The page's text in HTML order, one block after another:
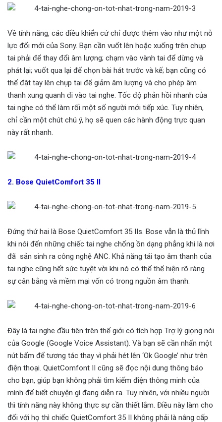
Về tính năng, các điều khiển cử chỉ được thêm vào như một nỗ
lực đổi mới của Sony. Bạn cần vuốt lên hoặc xuống trên chụp
tai phải để thay đổi âm lượng; chạm vào vành tai để dừng và
phát lại; vuốt qua lại để chọn bài hát trước và kế; bạn cũng có
thể đặt tay lên chụp tai để giảm âm lượng và cho phép âm
thanh xung quanh đi vào tai nghe. Tốc độ phản hồi nhanh của
tai nghe có thể làm rối một số người mới tiếp xúc. Tuy nhiên,
chỉ cần một chút chú ý, họ sẽ quen các hành động trực quan
này rất nhanh.
2. Bose QuietComfort 35 II
Đứng thứ hai là Bose QuietComfort 35 IIs. Bose vẫn là thủ lĩnh
khi nói đến những chiếc tai nghe chống ồn dạng phẳng khi là nơi
đã sản sinh ra công nghệ ANC. Khả năng tái tạo âm thanh của
tai nghe cũng hết sức tuyệt vời khi nó có thể thể hiện rõ ràng
sự cân bằng và mềm mại vốn có trong nguồn âm thanh.
Đây là tai nghe đầu tiên trên thế giới có tích hợp Trợ lý giọng nói
của Google (Google Voice Assistant). Và bạn sẽ cần nhấn một
nút bấm để tương tác thay vì phải hét lên ‘Ok Google’ như trên
điện thoại. QuietComfont II cũng sẽ đọc nội dung thông báo
cho bạn, giúp bạn không phải tìm kiếm điện thông minh của
mình để biết chuyện gì đang diễn ra. Tuy nhiên, với nhiều người
thì tính năng này không thực sự cần thiết lắm. Điều này làm cho
đối với họ thì chiếc QuietComfort 35 II không phải là nâng cấp